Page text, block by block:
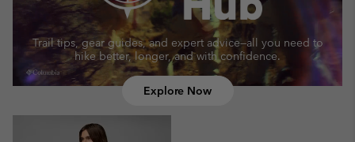
Trail tips, gear guides, and expert advice—all you need to
hike better, longer, and with confidence.
Explore Now